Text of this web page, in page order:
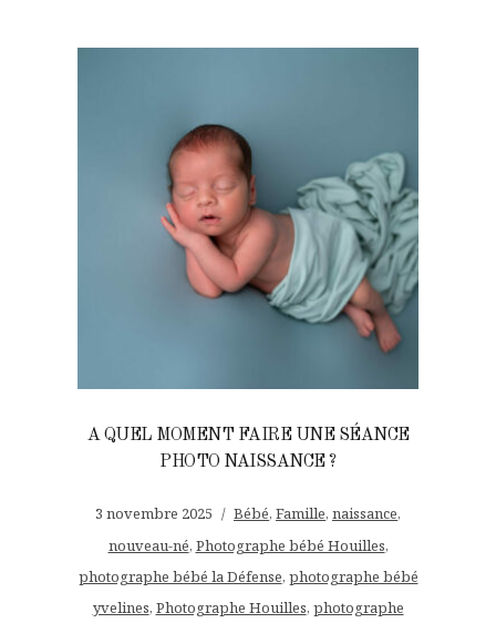
A QUEL MOMENT FAIRE UNE SÉANCE
PHOTO NAISSANCE ?
3 novembre 2025 Bébé, Famille, naissance,
nouveau-né, Photographe bébé Houilles,
photographe bébé la Défense, photographe bébé
yvelines, Photographe Houilles, photographe